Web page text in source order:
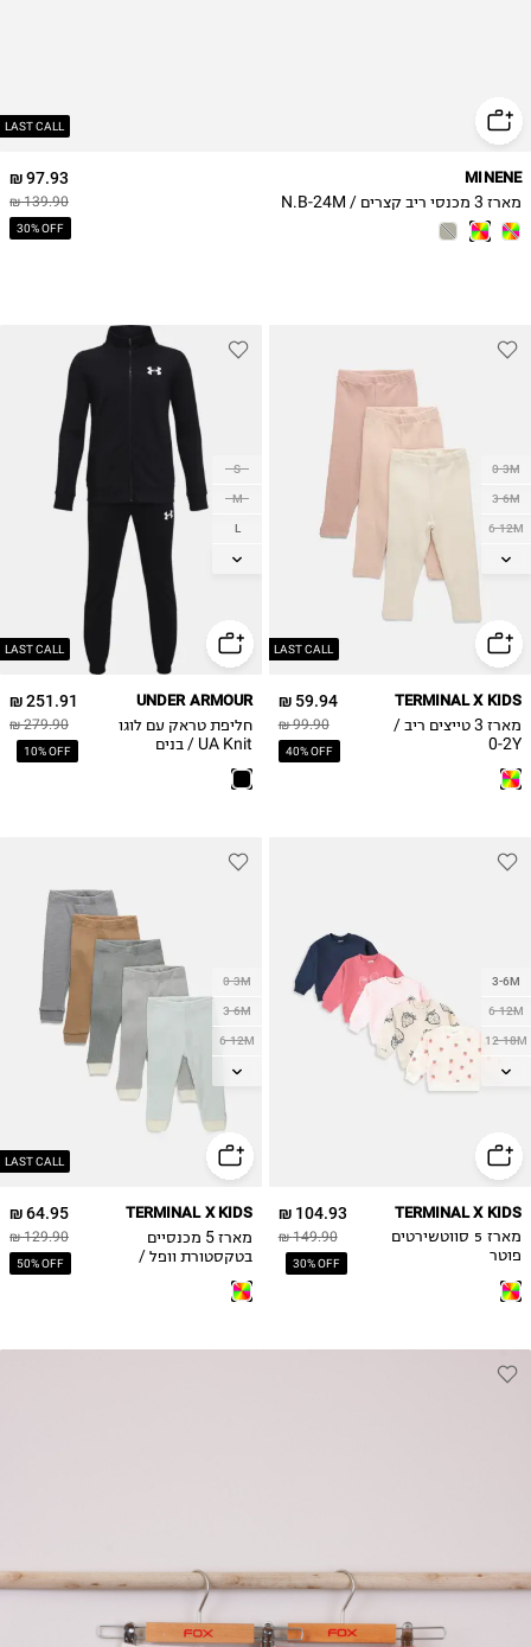
LAST CALL
97.93 ₪
139.90 ₪
30% OFF
MINENE
מארז 3 מכנסי ריב קצרים / N.B-24M
LAST CALL
0-3M
3-6M
6-12M
12-18M
59.94 ₪
99.90 ₪
40% OFF
TERMINAL X KIDS
מארז 3 טייצים ריב /
0-2Y
LAST CALL
S
M
L
XL
251.91 ₪
279.90 ₪
10% OFF
UNDER ARMOUR
חליפת טראק עם לוגו
UA Knit / בנים
3-6M
6-12M
12-18M
18-24M
104.93 ₪
149.90 ₪
30% OFF
TERMINAL X KIDS
מארז 5 סווטשירטים
פוטר
LAST CALL
0-3M
3-6M
6-12M
12-18M
18-24M
64.95 ₪
129.90 ₪
50% OFF
TERMINAL X KIDS
מארז 5 מכנסיים
בטקסטורת וופל /